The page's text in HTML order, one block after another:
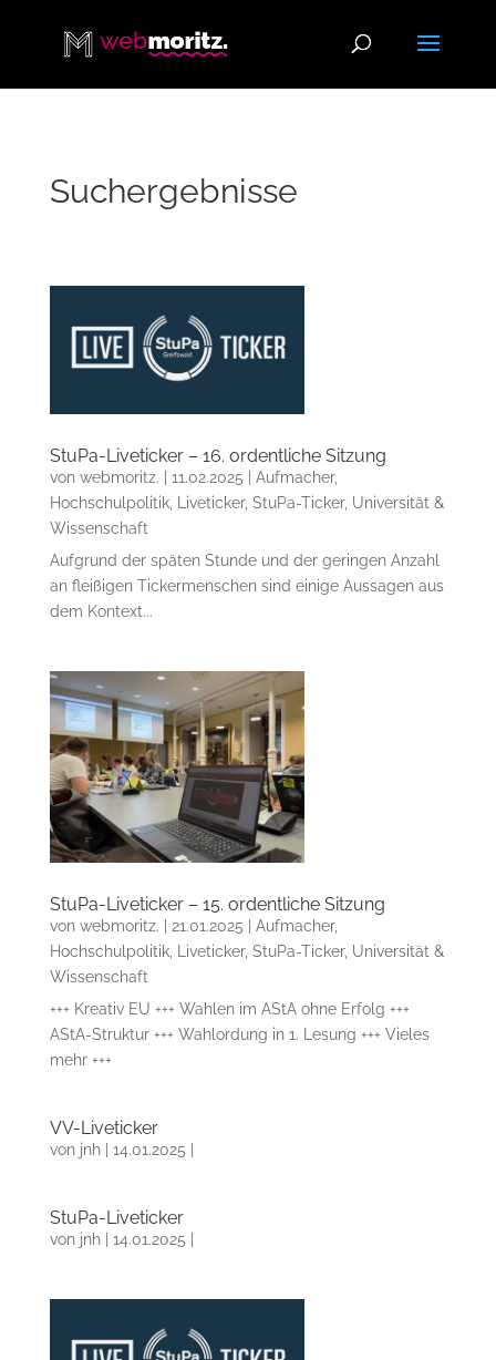
Suchergebnisse
StuPa-Liveticker – 16. ordentliche Sitzung
von webmoritz. 11.02.2025 Aufmacher,
Hochschulpolitik, Liveticker, StuPa-Ticker, Universität &
Wissenschaft
Aufgrund der späten Stunde und der geringen Anzahl
an fleißigen Tickermenschen sind einige Aussagen aus
dem Kontext...
StuPa-Liveticker – 15. ordentliche Sitzung
von webmoritz. 21.01.2025 Aufmacher,
Hochschulpolitik, Liveticker, StuPa-Ticker, Universität &
Wissenschaft
+++ Kreativ EU +++ Wahlen im AStA ohne Erfolg +++
AStA-Struktur +++ Wahlordung in 1. Lesung +++ Vieles
mehr +++
VV-Liveticker
von jnh| 14.01.2025
StuPa-Liveticker
von jnh| 14.01.2025